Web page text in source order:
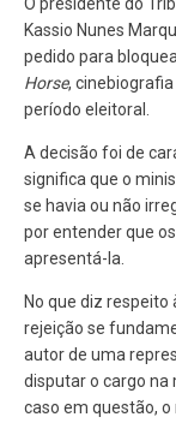
O presidente do
Kassio Nunes
pedido para
Horse,
período eleitoral.
A decisão foi de
significa que o
se havia ou não
por entender que
apresentá-la.
No que diz
rejeição se
autor de uma
disputar o cargo na
caso em questão,